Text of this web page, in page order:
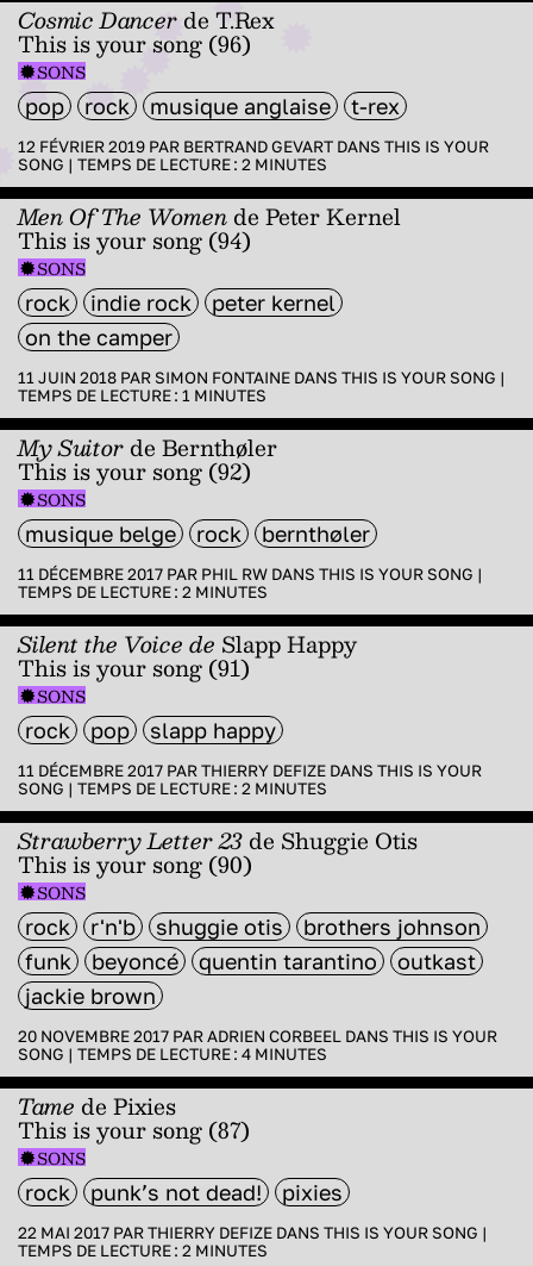
Cosmic Dancerde T.Rex
This is your song (96)
SONS
pop rock musique anglaise t-rex
12 FÉVRIER 2019 PAR BERTRAND GEVART DANS THIS IS YOUR
SONG | TEMPS DE LECTURE : 2 MINUTES
Men Of The Womende Peter Kernel
This is your song (94)
SONS
rock indie rock
peter kernel
on the camper
11 JUIN 2018 PAR SIMON FONTAINE DANS THIS IS YOUR SONG |
TEMPS DE LECTURE : 1 MINUTES
My SuitordeBernthøler
This is your song (92)
SONS
musique belge rock bernthøler
11 DÉCEMBRE 2017 PAR PHIL RW DANS THIS IS YOUR SONG |
TEMPS DE LECTURE : 2 MINUTES
Silent the Voice de Slapp Happy
This is your song (91)
SONS
rock pop slapp happy
11 DÉCEMBRE 2017 PARTHIERRY DEFIZE DANS THIS IS YOUR
SONG | TEMPS DE LECTURE : 2 MINUTES
Strawberry Letter 23de Shuggie Otis
This is your song (90)
SONS
rock r'n'b shuggie otis
brothers johnson
funk
beyoncé quentin tarantino
outkast
jackie brown
20 NOVEMBRE 2017 PARADRIEN CORBEEL DANS THIS IS YOUR
SONG | TEMPS DE LECTURE : 4 MINUTES
Tame dePixies
This is your song (87)
SONS
rock punk’s not dead! pixies
22 MAI 2017 PARTHIERRY DEFIZE DANS THIS IS YOUR SONG |
TEMPS DE LECTURE : 2 MINUTES